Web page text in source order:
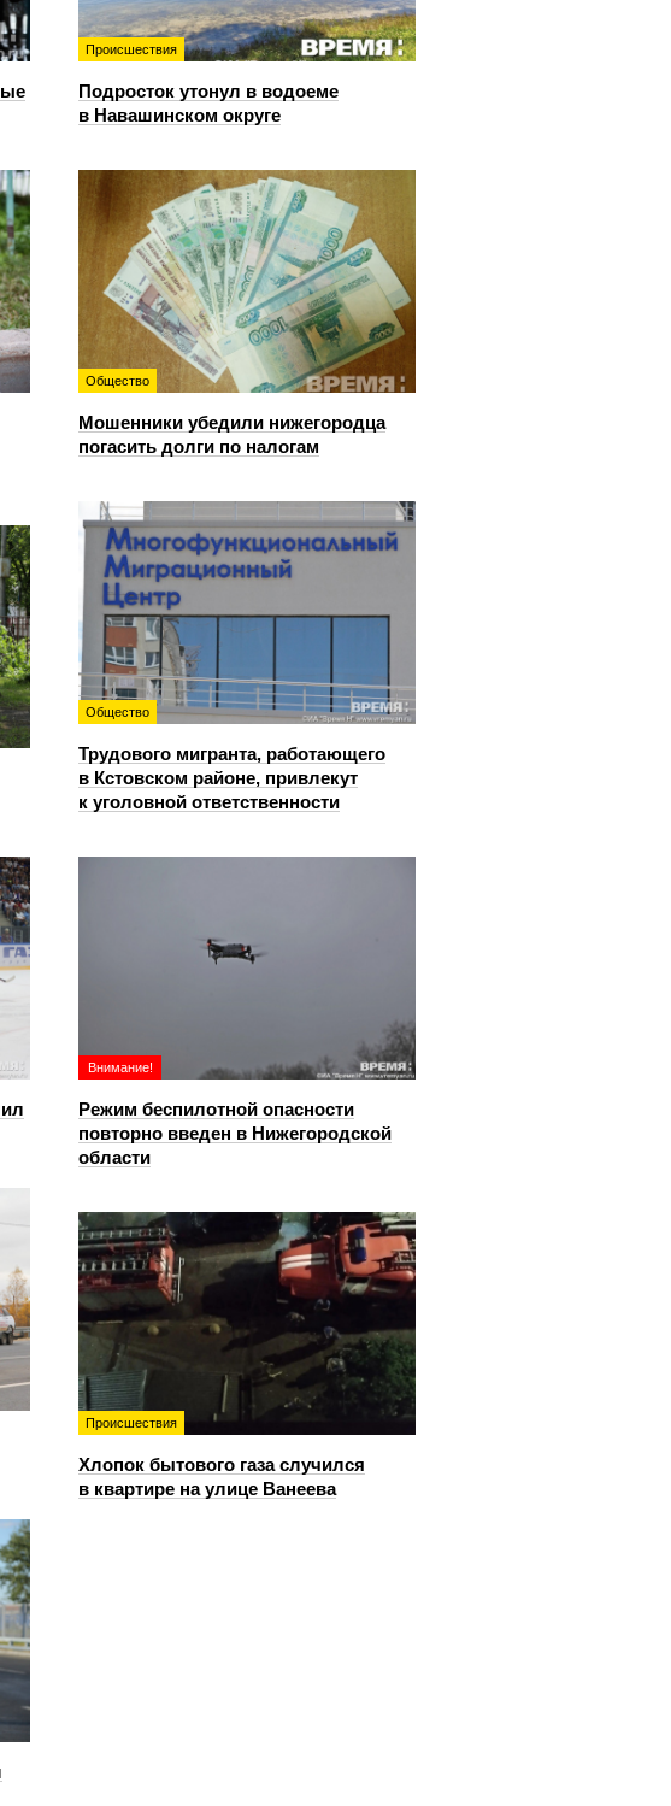
Происшествия
Подросток утонул в водоеме
в Навашинском округе
Общество
Мошенники убедили нижегородца
погасить долги по налогам
Общество
Трудового мигранта, работающего
в Кстовском районе, привлекут
к уголовной ответственности
Внимание!
Режим беспилотной опасности
повторно введен в Нижегородской
области
Происшествия
Хлопок бытового газа случился
в квартире на улице Ванеева